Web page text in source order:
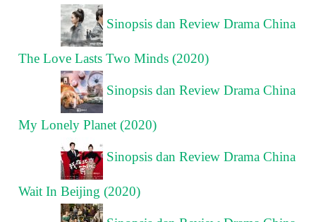
Sinopsis dan Review Drama China
The Love Lasts Two Minds (2020)
Sinopsis dan Review Drama China
My Lonely Planet (2020)
Sinopsis dan Review Drama China
Wait In Beijing (2020)